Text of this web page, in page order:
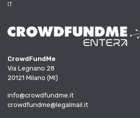
IT
CrowdFundMe
Via Legnano 28
20121 Milano (MI)
info@crowdfundme.it
crowdfundme@legalmail.it